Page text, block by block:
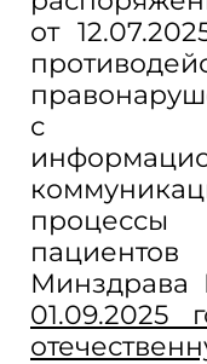
от
с
Минздрава
01.09.2025